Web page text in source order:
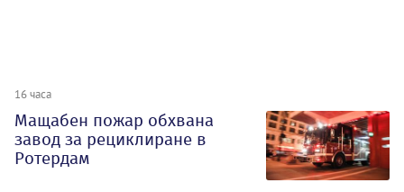
16 часа
Мащабен пожар обхвана
завод за рециклиране в
Ротердам